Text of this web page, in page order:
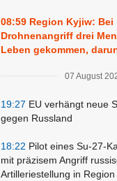
08:59 Region Kyjiw: Bei
Drohnenangriff drei
Leben gekommen,
07 August
19:27 EU verhängt neue
gegen Russland
18:22 Pilot eines Su-27-
mit präzisem Angriff
Artilleriestellung in